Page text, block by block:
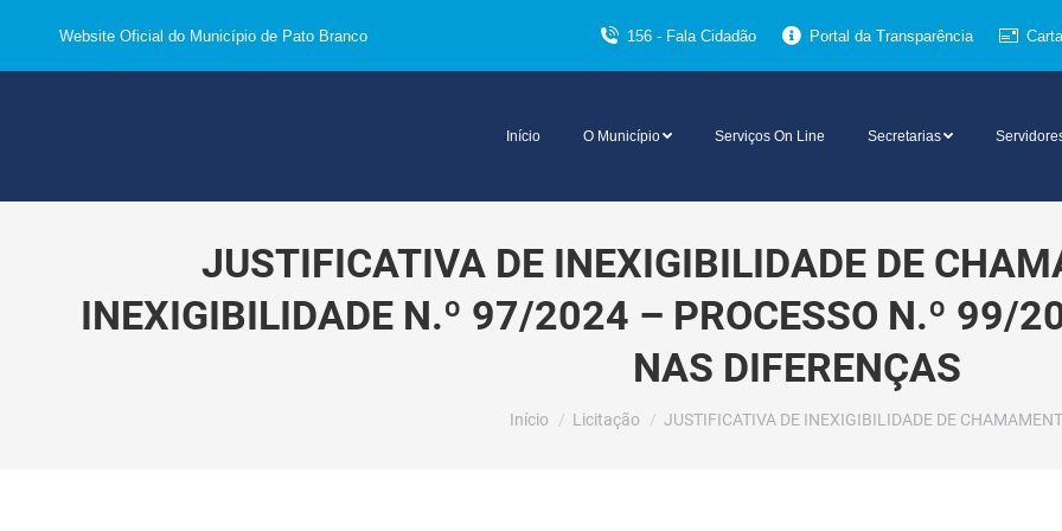
Website Oficial do Município de Pato Branco 156 - Fala Cidadão Portal da Transparência
Início O Município Serviços On Line Secretarias
JUSTIFICATIVA DE INEXIGIBILIDADE DE
INEXIGIBILIDADE N.º 97/2024 – PROCESSO N.º 99/
NAS DIFERENÇAS
Você está aqui:
Início Licitação JUSTIFICATIVA DE INEXIGIBILIDADE DE